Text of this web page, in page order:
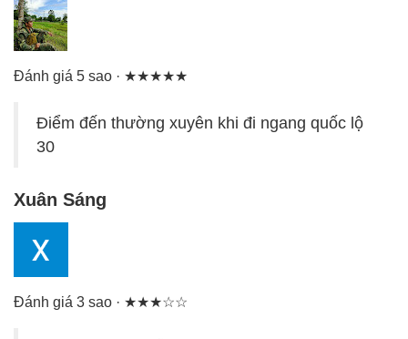
Đánh giá 5 sao · ★★★★★
Điểm đến thường xuyên khi đi ngang quốc lộ
30
Xuân Sáng
Đánh giá 3 sao · ★★★☆☆